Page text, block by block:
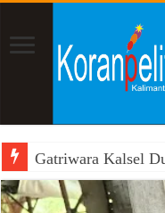
Gatriwara Kalsel